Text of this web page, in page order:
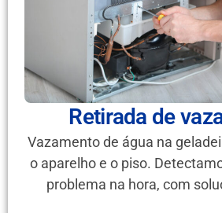
Retirada de
Vazamento de água na
o aparelho e o piso.
problema na hora, com